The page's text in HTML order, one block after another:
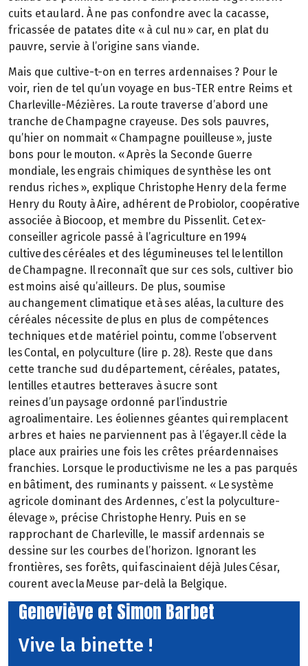
cuits et au lard. À ne pas confondre avec la cacasse,
fricassée de patates dite « à cul nu » car, en plat du
pauvre, servie à l’origine sans viande.
Mais que cultive-t-on en terres ardennaises ? Pour le
voir, rien de tel qu’un voyage en bus-TER entre Reims et
Charleville-Mézières. La route traverse d’abord une
tranche de Champagne crayeuse. Des sols pauvres,
qu’hier on nommait « Champagne pouilleuse », juste
bons pour le mouton. « Après la Seconde Guerre
mondiale, les engrais chimiques de synthèse les ont
rendus riches », explique Christophe Henry de la ferme
Henry du Routy à Aire, adhérent de Probiolor, coopérative
associée à Biocoop, et membre du Pissenlit. Cet ex-
conseiller agricole passé à l’agriculture en 1994
cultive des céréales et des légumineuses tel le lentillon
de Champagne. Il reconnaît que sur ces sols, cultiver bio
est moins aisé qu’ailleurs. De plus, soumise
au changement climatique et à ses aléas, la culture des
céréales nécessite de plus en plus de compétences
techniques et de matériel pointu, comme l’observent
les Contal, en polyculture (lire p. 28). Reste que dans
cette tranche sud du département, céréales, patates,
lentilles et autres betteraves à sucre sont
reines d’un paysage ordonné par l’industrie
agroalimentaire. Les éoliennes géantes qui remplacent
arbres et haies ne parviennent pas à l’égayer.Il cède la
place aux prairies une fois les crêtes préardennaises
franchies. Lorsque le productivisme ne les a pas parqués
en bâtiment, des ruminants y paissent. « Le système
agricole dominant des Ardennes, c’est la polyculture-
élevage », précise Christophe Henry. Puis en se
rapprochant de Charleville, le massif ardennais se
dessine sur les courbes de l’horizon. Ignorant les
frontières, ses forêts, qui fascinaient déjà Jules César,
courent avec la Meuse par-delà la Belgique.
Geneviève et Simon Barbet
Vive la binette !